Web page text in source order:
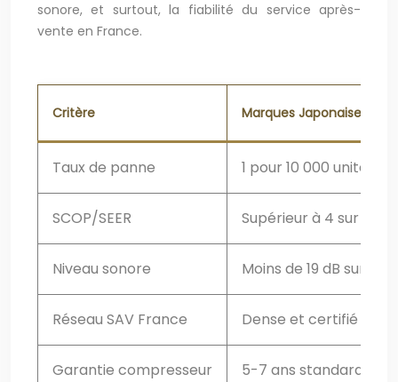
sonore, et surtout, la fiabilité du service après-
vente en France.
Critère Marques Japonaises
Taux de panne 1 pour 10 000 unités
SCOP/SEER Supérieur à 4 sur
Niveau sonore Moins de 19 dB sur
Réseau SAV France Dense et certifié
Garantie compresseur 5-7 ans standard